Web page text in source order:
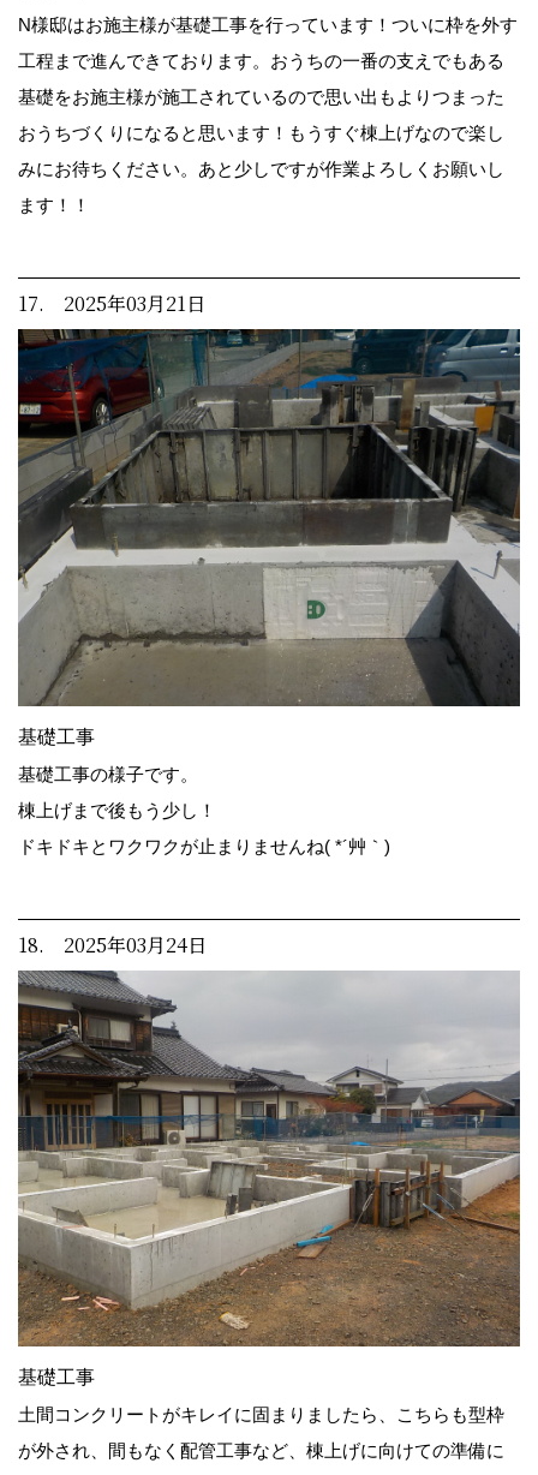
N様邸はお施主様が基礎工事を行っています！ついに枠を外す
工程まで進んできております。おうちの一番の支えでもある
基礎をお施主様が施工されているので思い出もよりつまった
おうちづくりになると思います！もうすぐ棟上げなので楽し
みにお待ちください。あと少しですが作業よろしくお願いし
ます！！
17. 2025年03月21日
基礎工事
基礎工事の様子です。
棟上げまで後もう少し！
ドキドキとワクワクが止まりませんね( *´艸｀)
18. 2025年03月24日
基礎工事
土間コンクリートがキレイに固まりましたら、こちらも型枠
が外され、間もなく配管工事など、棟上げに向けての準備に